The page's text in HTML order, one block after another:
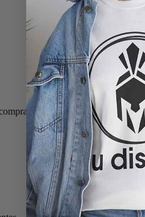
para el producto es 10.